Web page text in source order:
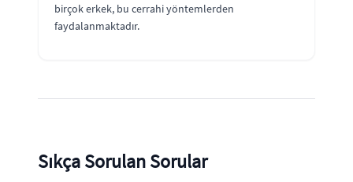
birçok erkek, bu cerrahi yöntemlerden
faydalanmaktadır.
Sıkça Sorulan Sorular